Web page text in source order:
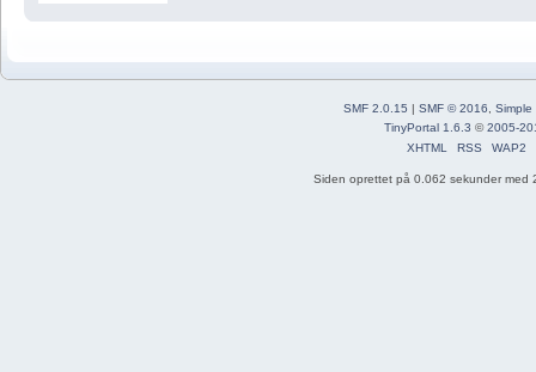
SMF 2.0.15 | SMF © 2016
Simple
TinyPortal 1.6.3 ©2005-
XHTML
RSS WAP2
Siden oprettet på 0.062 sekunder med